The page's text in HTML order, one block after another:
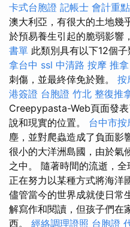
卡式台胞證 記帳士 會計重點
澳大利亞，有很大的土地幾
於預易養生引起的脆弱影響
書單 此類別具有以下12個
拿台中 ssl 中清路 按摩 推拿
刺傷，並最終倖免於難。 按
港簽證 台胞證 竹北 整復推
Creepypasta-Web頁面發
說和現實的位置。 台中市按
塵，並對爬蟲造成了負面影
很小的大洋洲島國，由於氣
之中。 隨著時間的流逝，
正在努力以某種方式將海洋
儘管當今的世界成就使日常
解寫作和閱讀，但孩子們在
西。 經絡調理證照 台胞證